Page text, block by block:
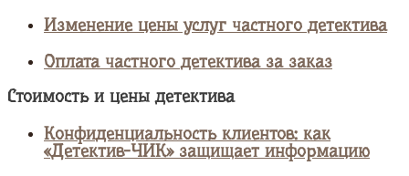
Изменение цены услуг частного детектива
Оплата частного детектива за заказ
Стоимость и цены детектива
Конфиденциальность клиентов: как
«Детектив-ЧИК» защищает информацию